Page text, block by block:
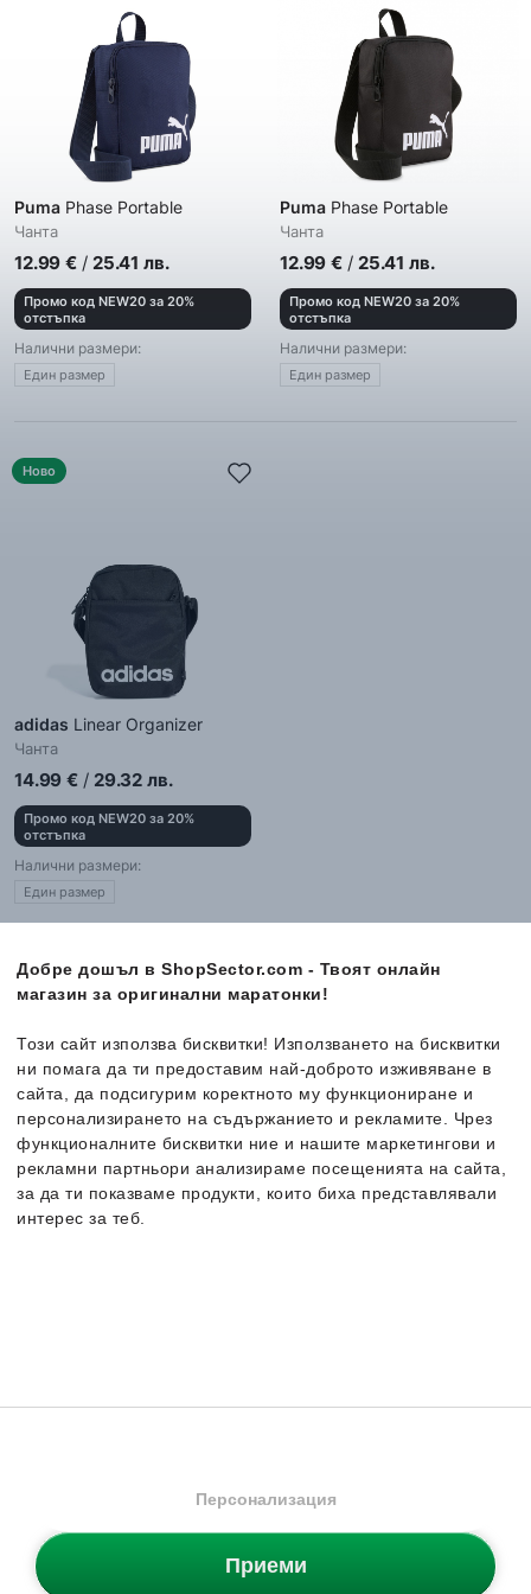
Добре дошъл в ShopSector.com - Твоят онлайн
магазин за оригинални маратонки!
Този сайт използва бисквитки! Използването на бисквитки
ни помага да ти предоставим най-доброто изживяване в
сайта, да подсигурим коректното му функциониране и
персонализирането на съдържанието и рекламите. Чрез
функционалните бисквитки ние и нашите маркетингови и
рекламни партньори анализираме посещенията на сайта,
за да ти показваме продукти, които биха представлявали
интерес за теб.
Персонализация.
Приеми
Персонализация
Puma Phase Portable
Чанта
12.99 € / 25.41 лв.
Промо код NEW20 за 20%
отстъпка
Налични размери:
Един размер
Puma Phase Portable
Чанта
12.99 € / 25.41 лв.
Промо код NEW20 за 20%
отстъпка
Налични размери:
Един размер
Ново
adidas Linear Organizer
Чанта
14.99 € / 29.32 лв.
Промо код NEW20 за 20%
отстъпка
Налични размери:
Един размер
Категории